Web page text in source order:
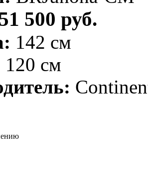
500 руб.
142 см
120 см